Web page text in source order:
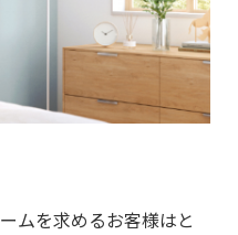
ムを求めるお客様はと